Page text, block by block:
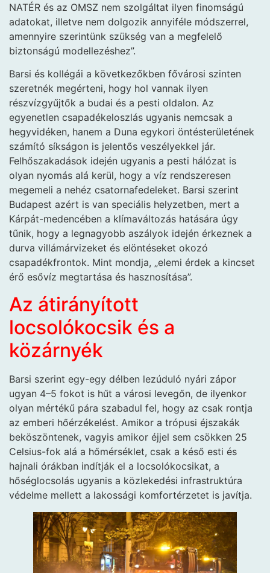
NATÉR és az OMSZ nem szolgáltat ilyen finomságú
adatokat, illetve nem dolgozik annyiféle módszerrel,
amennyire szerintünk szükség van a megfelelő
biztonságú modellezéshez”.
Barsi és kollégái a következőkben fővárosi szinten
szeretnék megérteni, hogy hol vannak ilyen
részvízgyűjtők a budai és a pesti oldalon. Az
egyenetlen csapadékeloszlás ugyanis nemcsak a
hegyvidéken, hanem a Duna egykori öntésterületének
számító síkságon is jelentős veszélyekkel jár.
Felhőszakadások idején ugyanis a pesti hálózat is
olyan nyomás alá kerül, hogy a víz rendszeresen
megemeli a nehéz csatornafedeleket. Barsi szerint
Budapest azért is van speciális helyzetben, mert a
Kárpát-medencében a klímaváltozás hatására úgy
tűnik, hogy a legnagyobb aszályok idején érkeznek a
durva villámárvizeket és elöntéseket okozó
csapadékfrontok. Mint mondja, „elemi érdek a kincset
érő esővíz megtartása és hasznosítása”.
Az átirányított
locsolókocsik és a
közárnyék
Barsi szerint egy-egy délben lezúduló nyári zápor
ugyan 4–5 fokot is hűt a városi levegőn, de ilyenkor
olyan mértékű pára szabadul fel, hogy az csak rontja
az emberi hőérzékelést. Amikor a trópusi éjszakák
beköszöntenek, vagyis amikor éjjel sem csökken 25
Celsius-fok alá a hőmérséklet, csak a késő esti és
hajnali órákban indítják el a locsolókocsikat, a
hőséglocsolás ugyanis a közlekedési infrastruktúra
védelme mellett a lakossági komfortérzetet is javítja.